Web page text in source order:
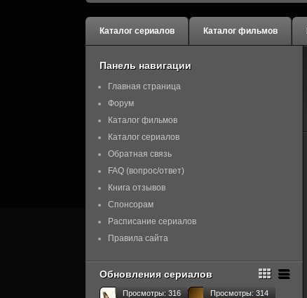
Каталог сериалов Каталог фильмов
Панель навигации
Главная страница
Форум
Каталог фильмов
Каталог сериалов
Обратная связь
FAQ (вопрос/ответ)
Книга отзывов
Спонсорам
Расписание сериалов
Правила сайта
Обновления сериалов
Просмотры: 316 Просмотры: 314